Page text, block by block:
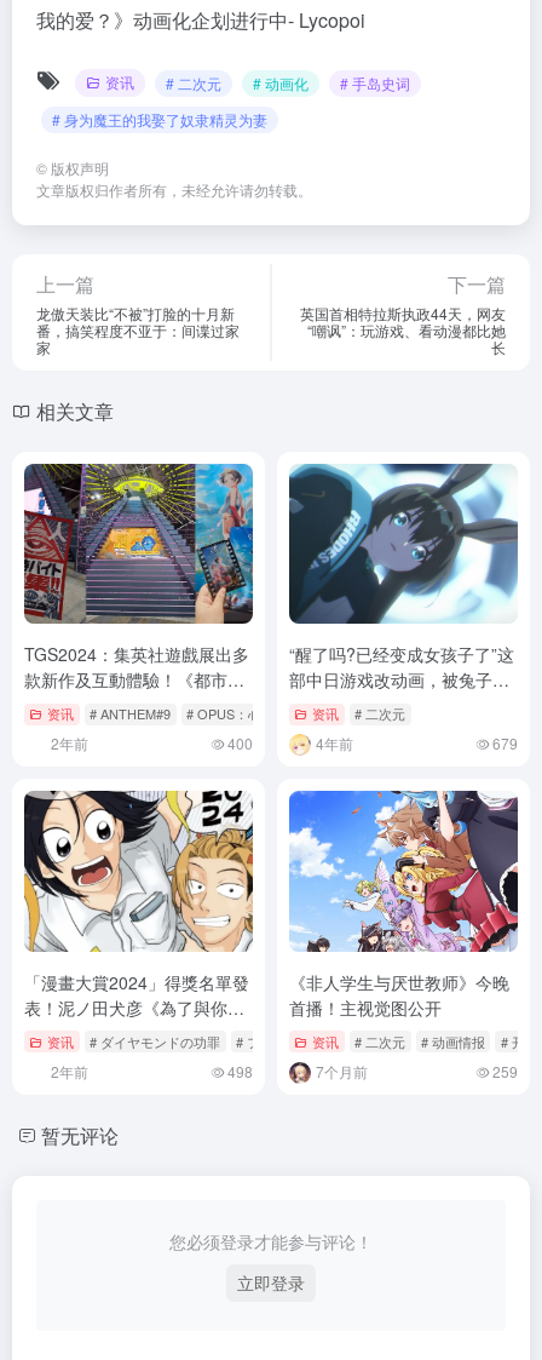
资讯 # 二次元 # 动画化
# 手岛史词
# 身为魔王的我娶了奴隶精灵为妻
© 版权声明
文章版权归作者所有，未经允许请勿转载。
上一篇
龙傲天装比“不被”打脸的十月新
番，搞笑程度不亚于：间谍过家
家
下一篇
英国首相特拉斯执政44天，网友
“嘲讽”：玩游戏、看动漫都比她
长
相关文章
TGS2024：集英社遊戲展出多
款新作及互動體驗！《都市傳
說解體中心》同步公開遊戲本
资讯 # ANTHEM#9 # OPUS：心相吾山 # pc
2年前 400
“醒了吗?已经变成女孩子了”这
部中日游戏改动画，被兔子叫
醒了资讯 # 二次元
4年前 679
「漫畫大賞2024」得獎名單發
表！泥ノ田犬彦《為了與你在
宇宙行走》獲得大賞！
资讯 # ダイヤモンドの功罪 # ファミレス行こ。 # マンガ大賞
2年前 498
《非人学生与厌世教师》今晚
首播！主视觉图公开
资讯 # 二次元 # 动画情报 # 开播
7个月前 259
暂无评论
您必须登录才能参与评论！
立即登录